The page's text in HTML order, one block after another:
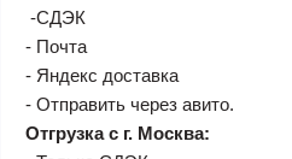
-СДЭК
- Почта
- Яндекс доставка
- Отправить через авито.
Отгрузка с г. Москва: